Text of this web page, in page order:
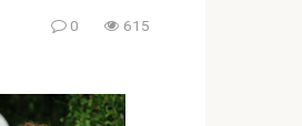
0 615